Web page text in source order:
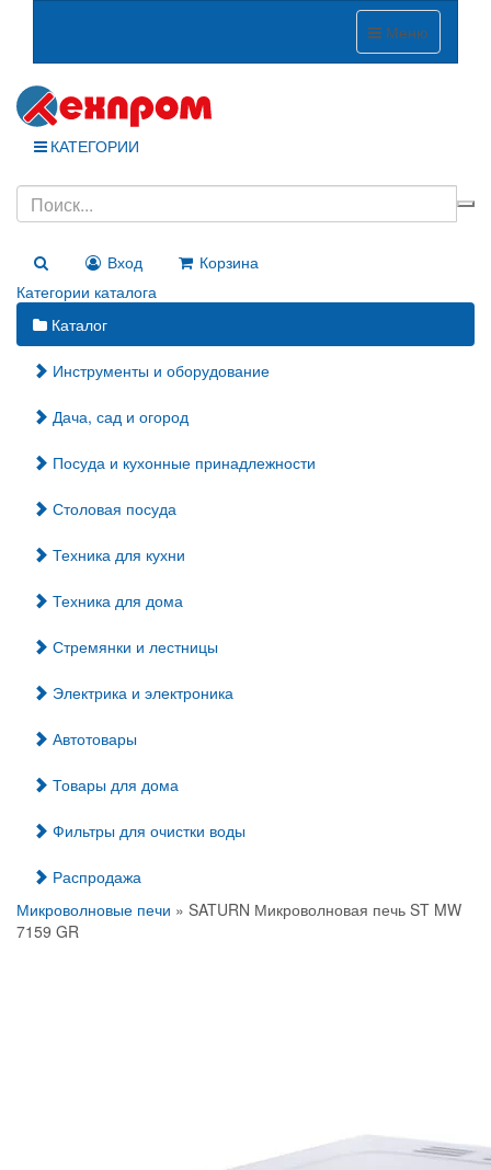
Меню
КАТЕГОРИИ
Вход
Корзина
Категории каталога
Каталог
Инструменты и оборудование
Дача, сад и огород
Посуда и кухонные принадлежности
Столовая посуда
Техника для кухни
Техника для дома
Стремянки и лестницы
Электрика и электроника
Автотовары
Товары для дома
Фильтры для очистки воды
Распродажа
Микроволновые печи » SATURN Микроволновая печь ST MW
7159 GR